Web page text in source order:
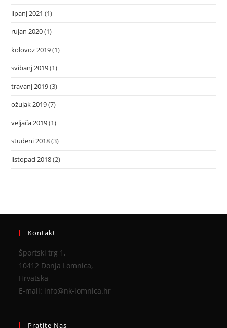
lipanj 2021 (1)
rujan 2020(1)
kolovoz 2019(1)
svibanj 2019(1)
travanj 2019(3)
ožujak 2019(7)
veljača 2019(1)
studeni 2018(3)
listopad 2018(2)
Kontakt
Športski trg 1,
10412 Donja Lomnica,
Hrvatska
E-mail: info@nk-lomnica.hr
Pratite Nas